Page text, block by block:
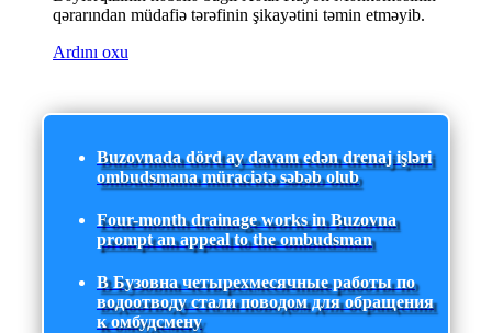
qərarından müdafiə tərəfinin şikayətini təmin etməyib.
Ardını oxu
Buzovnada dörd ay davam edən drenaj işləri
ombudsmana müraciətə səbəb olub
Four-month drainage works in Buzovna
prompt an appeal to the ombudsman
В Бузовна четырехмесячные работы по
водоотводу стали поводом для обращения
к омбудсмену